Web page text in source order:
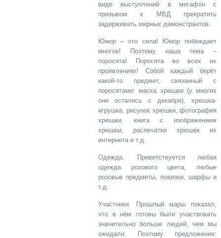
виде выступлений в мегафон с
призывом к МВД прекратить
задерживать мирных демонстрантов.
Юмор – это сила! Юмор побеждает
многое! Поэтому наша тема –
поросята! Поросята во всех их
проявлениях! Собой каждый берёт
какой-то предмет, связанный с
поросятами: маска хрюшки (у многих
они остались с декабря), хрюшка-
игрушка, рисунок хрюшки, фотография
хрюшки, книга с изображением
хрюшки, распечатки хрюшек их
интернета и т.д.
Одежда. Приветствуется любая
одежда розового цвета, любые
розовые предметы, повязки, шарфы и
т.д.
Участники. Прошлый марш показал,
что в нём готовы были участвовать
значительно больше людей, чем мы
ожидали. Поэтому предложение: